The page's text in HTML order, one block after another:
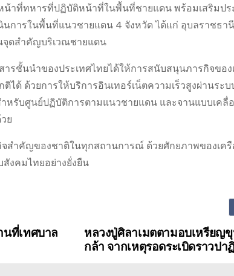
น้าที่ทหารที่ปฏิบัติหน้าที่ในพื้นที่ชายแดน พร้อมเสริมป
การในพื้นที่แนวชายแดน 4 จังหวัด ได้แก่ อุบลราชธา
จุดสำคัญบริเวณชายแดน
ารชั้นนำของประเทศไทยได้ให้การสนับสนุนภารกิจข
ได้ ด้วยการให้บริการอินเทอร์เน็ตความเร็วสูงผ่านระ
หรับศูนย์ปฏิบัติการตามแนวชายแดน และจานแบบเคลื่
ย
สำคัญของชาติในทุกสถานการณ์ ด้วยศักยภาพของเค
งคมไทยอย่างยั่งยืน
หลวงปู่ศิลาเมตตามอบเหรีย
กล้า จากเหตุรอดระเบิดราวปา
นที่เทศบาล